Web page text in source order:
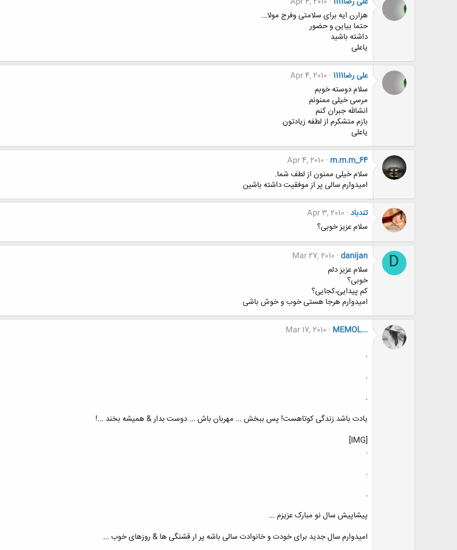
هزارن ایه برای سلامتی وفرج مولا...
حتما بیاین و حضور
داشته باشید
یاعلی
علی رضا1111
Apr 4, 2010
سلام دوسته خوبم
مرسی خیلی ممنونم
انشالله جبران کنم
بازم متشکرم از لطفه زیادتون
یاعلی
m.m.m_64
Apr 4, 2010
سلام خیلی ممنون از لطف شما.
امیدوارم سالی پر از موفقیت داشته باشین
تندباد Apr 3, 2010
سلام عزیز خوبی؟
D
danijan
Mar 27, 2010
سلام عزیز دلم
خوبی؟
کم پیدایی،کجایی؟
امیدوارم هرجا هستی خوب و خوش باشی
MEMOL...
Mar 17, 2010
.
.
.
یادت باشد زندگی کوتاهست! پس ببخش ... مهربان باش ... دوست بدار & همیشه بخند ...!
[IMG]
.
.
.
پیشاپیش سال نو مبارک عزیزم ...
امیدوارم سال جدید برای خودت و خانوادت سالی باشه پر ار قشنگی ها & روزهای خوب ...